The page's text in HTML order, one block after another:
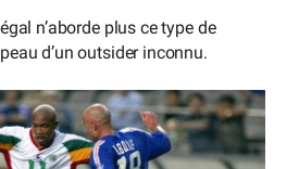
n’aborde plus ce type de
d’un outsider inconnu.